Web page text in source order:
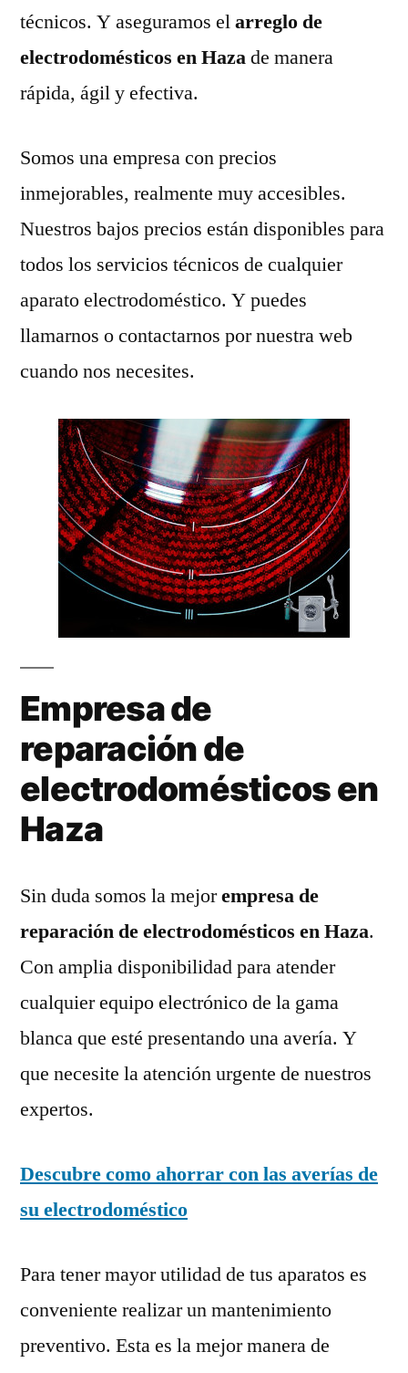
técnicos. Y aseguramos elarreglo de
electrodomésticos en Hazade manera
rápida, ágil y efectiva.
Somos una empresa con precios
inmejorables, realmente muy accesibles.
Nuestros bajos precios están disponibles para
todos los servicios técnicos de cualquier
aparato electrodoméstico. Y puedes
llamarnos o contactarnos por nuestra web
cuando nos necesites.
Empresa de
reparación de
electrodomésticos en
Haza
Sin duda somos la mejorempresa de
reparación de electrodomésticos en Haza.
Con amplia disponibilidad para atender
cualquier equipo electrónico de la gama
blanca que esté presentando una avería. Y
que necesite la atención urgente de nuestros
expertos.
Descubre como ahorrar con las averías de
su electrodoméstico
Para tener mayor utilidad de tus aparatos es
conveniente realizar un mantenimiento
preventivo. Esta es la mejor manera de